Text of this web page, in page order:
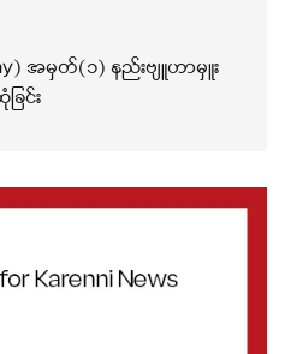
အမှတ်(၁) နည်းဗျူဟာမှူး
င်း